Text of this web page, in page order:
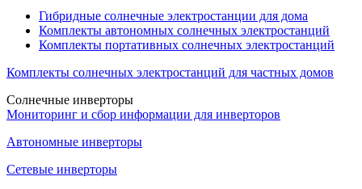
Гибридные солнечные электростанции для дома
Комплекты автономных солнечных электростанций
Комплекты портативных солнечных электростанций
Комплекты солнечных электростанций для частных домов
Солнечные инверторы
Мониторинг и сбор информации для инверторов
Автономные инверторы
Сетевые инверторы